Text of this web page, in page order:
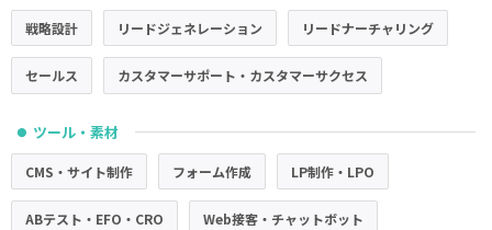
戦略設計 リードジェネレーション リードナーチャリング
セールス カスタマーサポート・カスタマーサクセス
● ツール・素材
CMS・サイト制作 フォーム作成 LP制作・LPO
ABテスト・EFO・CRO Web接客・チャットボット